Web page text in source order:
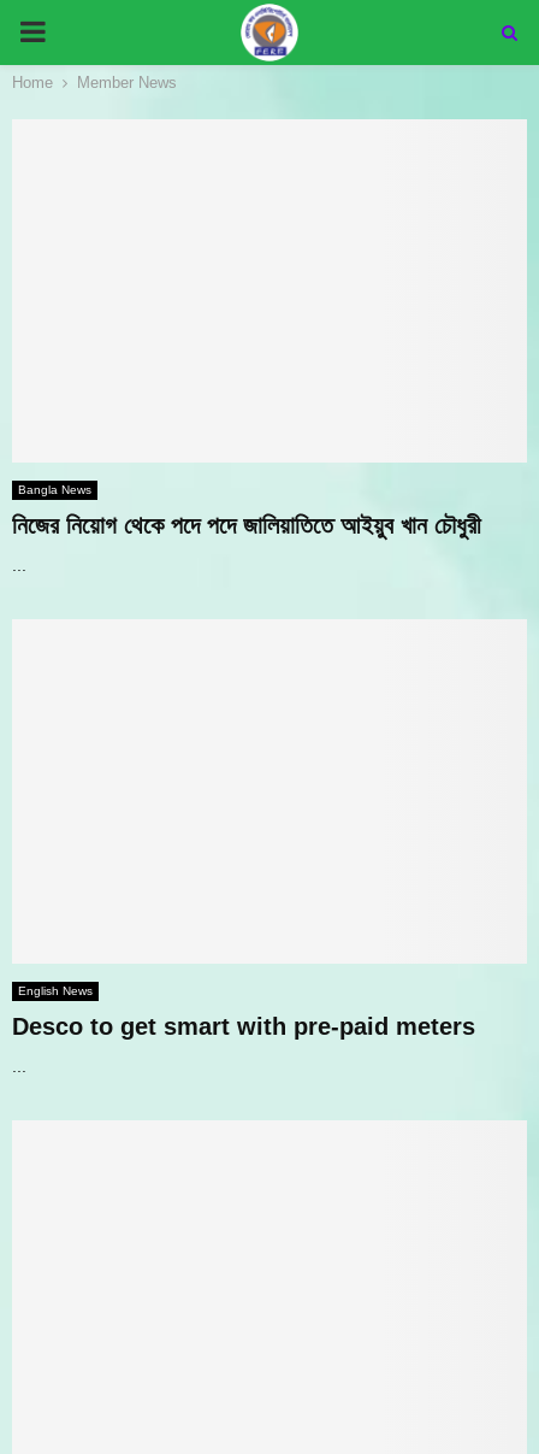
PRIMARY
MENU
Home Member News
Bangla News
নিজের নিয়োগ থেকে পদে পদে জালিয়াতিতে আইয়ুব খান চৌধুরী
...
English News
Desco to get smart with pre-paid meters